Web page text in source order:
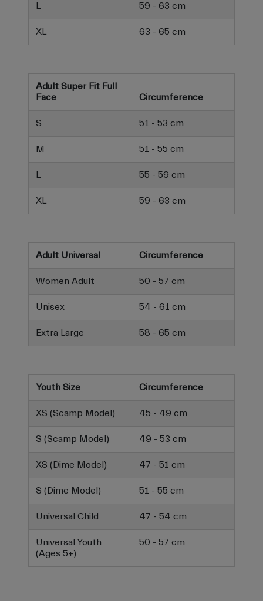
L 59 - 63 cm
XL 63 - 65 cm
Adult Super Fit Full
Face
Circumference
S 51 - 53 cm
M 51 - 55 cm
L 55 - 59 cm
XL 59 - 63 cm
Adult Universal Circumference
Women Adult 50 - 57 cm
Unisex 54 - 61 cm
Extra Large 58 - 65 cm
Youth Size Circumference
XS (Scamp Model) 45 - 49 cm
S (Scamp Model) 49 - 53 cm
XS (Dime Model) 47 - 51 cm
S (Dime Model) 51 - 55 cm
Universal Child 47 - 54 cm
Universal Youth
(Ages 5+)
50 - 57 cm